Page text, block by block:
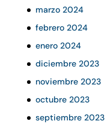
marzo 2024
febrero 2024
enero 2024
diciembre 2023
noviembre 2023
octubre 2023
septiembre 2023